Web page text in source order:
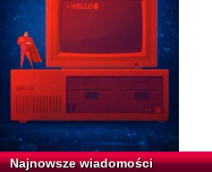
Najnowsze wiadomości